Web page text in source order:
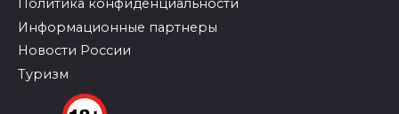
Политика конфиденциальности
Информационные партнеры
Новости России
Туризм